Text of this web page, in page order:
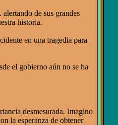
de sus grandes
historia.
en una tragedia para
el gobierno aún no se ha
desmesurada. Imagino
la esperanza de obtener